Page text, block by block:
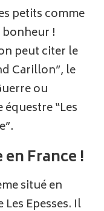
petits comme
!
peut citer le
Carillon”, le
ou
“Les
France !
situé en
Epesses. Il